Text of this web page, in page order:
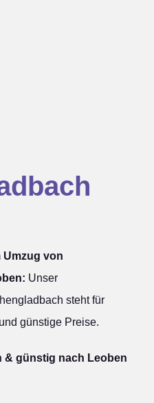
Umzug von
Unser
steht für
günstige Preise.
& günstig nach Leoben